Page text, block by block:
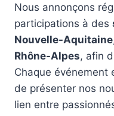
Nous annonçons
participations à des
Nouvelle-Aquitaine
Rhône-Alpes, afin
Chaque événement
de présenter nos
lien entre